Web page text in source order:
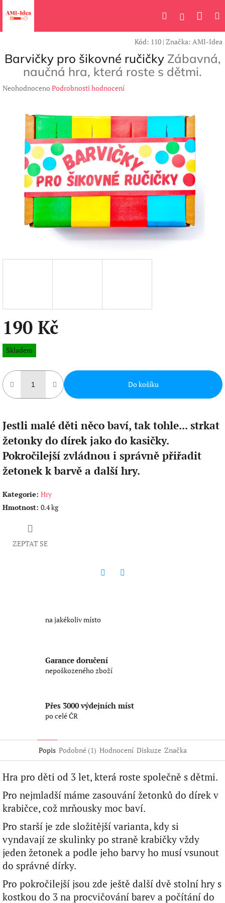
na
Hledat Přihlášení
Kód: 110 | Značka: AMI-Idea
Barvičky pro šikovné ručičky Zábavná,
naučná hra, která roste s dětmi.
Průměrné
hvězdiček.
Neohodnoceno Podrobnosti hodnocení
190 Kč
Měrná
cena:
Skladem
Do košíku
Jestli malé děti něco baví, tak tohle... strkat
žetonky do dírek jako do kasičky.
Pokročilejší zvládnou i správně přiřadit
žetonek k barvě a další hry.
Kategorie: Hry
Hmotnost: 0.4 kg
ZEPTAT SE
na jakékoliv místo
Garance doručení
nepoškozeného zboží
Přes 3000 výdejních míst
po celé ČR
Popis Podobné (1) Hodnocení Diskuze Značka
Hra pro děti od 3 let, která roste společně s dětmi.
Pro nejmladší máme zasouvání žetonků do dírek v
krabičce, což mrňousky moc baví.
Pro starší je zde složitější varianta, kdy si
vyndavají ze skulinky po straně krabičky vždy
jeden žetonek a podle jeho barvy ho musí vsunout
do správné dírky.
Pro pokročilejší jsou zde ještě další dvě stolní hry s
kostkou do 3 na procvičování barev a počítání do